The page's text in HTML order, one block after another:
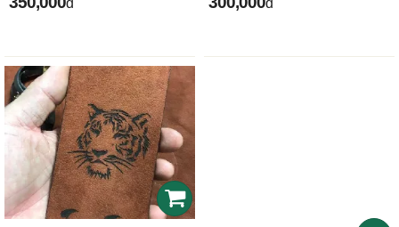
đ đ